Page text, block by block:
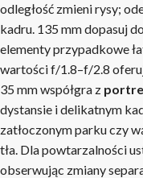
odległość zmieni rysy;
kadru. 135 mm dopasuj
elementy przypadkowe
wartości f/1.8–f/2.8
35 mm współgra z
dystansie i delikatnym
zatłoczonym parku czy
tła. Dla powtarzalności
obserwując zmiany